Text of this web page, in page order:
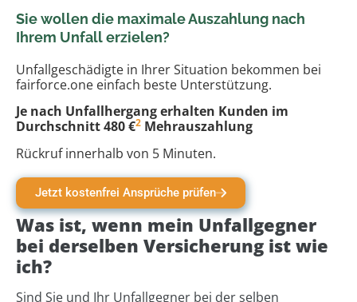
Sie wollen die maximale Auszahlung nach
Ihrem Unfall erzielen?
Unfallgeschädigte in Ihrer Situation bekommen bei
fairforce.one einfach beste Unterstützung.
Je nach Unfallhergang erhalten Kunden im
Durchschnitt 480 €2 Mehrauszahlung
Rückruf innerhalb von 5 Minuten.
Jetzt kostenfrei Ansprüche prüfen
Was ist, wenn mein Unfallgegner
bei derselben Versicherung ist wie
ich?
Sind Sie und Ihr Unfallgegner bei der selben